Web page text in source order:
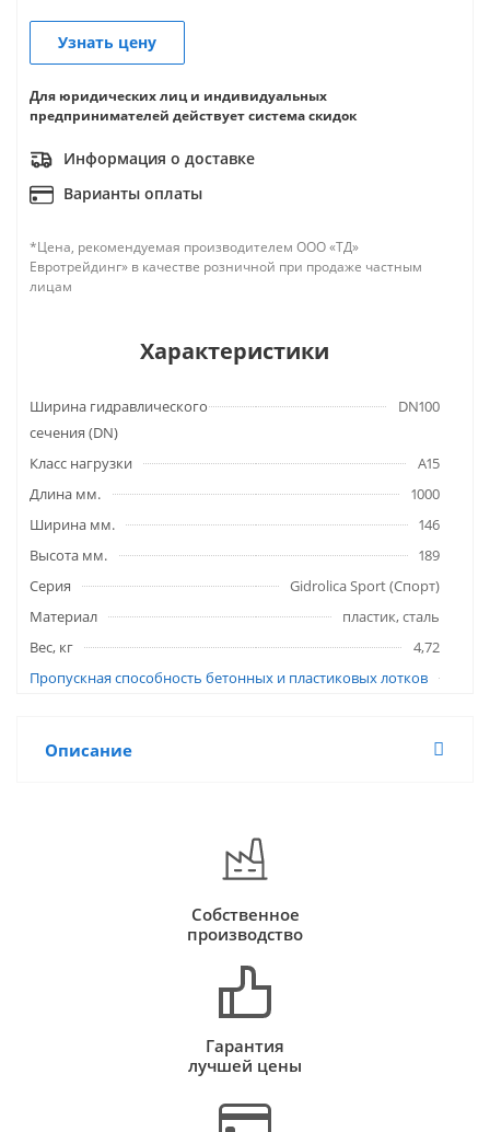
Узнать цену
Для юридических лиц и индивидуальных
предпринимателей действует система скидок
Информация о доставке
Варианты оплаты
*Цена, рекомендуемая производителем ООО «ТД»
Евротрейдинг» в качестве розничной при продаже частным
лицам
Характеристики
Ширина гидравлического
сечения (DN)
DN100
Класс нагрузки
A15
Длина мм.
1000
Ширина мм.
146
Высота мм.
189
Серия
Gidrolica Sport (Спорт)
Материал
пластик, сталь
Вес, кг
4,72
Пропускная способность бетонных и пластиковых лотков
Описание
Собственное
производство
Гарантия
лучшей цены